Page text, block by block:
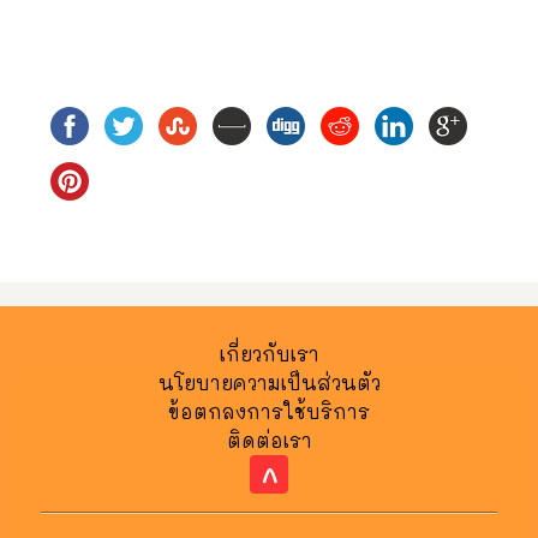
เกี่ยวกับเรา
นโยบายความเป็นส่วนตัว
ข้อตกลงการใช้บริการ
ติดต่อเรา
^